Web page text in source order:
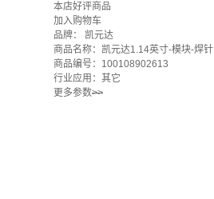
本店好评商品
加入购物车
品牌： 凯元达
商品名称：凯元达1.14英寸-模块-焊针
商品编号：100108902613
行业应用：其它
更多参数>>